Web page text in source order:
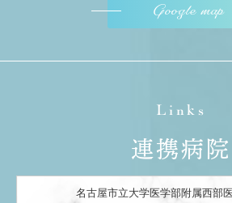
Google map
Links
連携病院
名古屋市立大学医学部附属西部